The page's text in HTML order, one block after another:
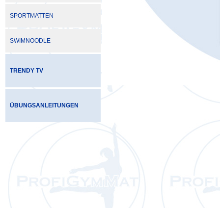
SPORTMATTEN
SWIMNOODLE
TRENDY TV
ÜBUNGSANLEITUNGEN